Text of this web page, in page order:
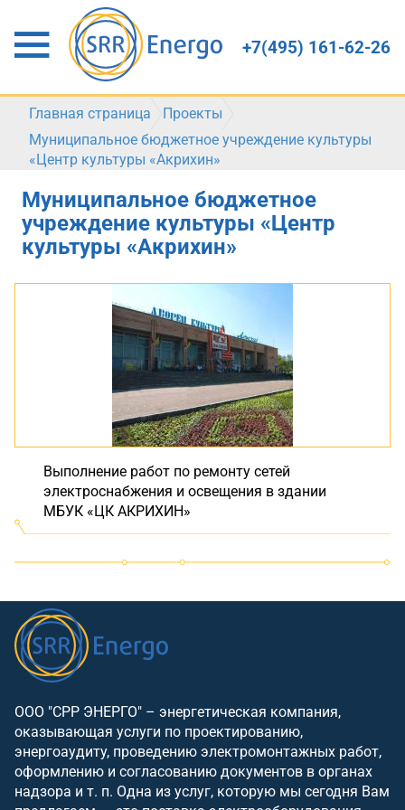
+7(495) 161-62-26
Главная страница
Проекты
Муниципальное бюджетное учреждение культуры
«Центр культуры «Акрихин»
Муниципальное бюджетное
учреждение культуры «Центр
культуры «Акрихин»
Выполнение работ по ремонту сетей
электроснабжения и освещения в здании
МБУК «ЦК АКРИХИН»
ООО "СРР ЭНЕРГО" – энергетическая компания,
оказывающая услуги по проектированию,
энергоаудиту, проведению электромонтажных работ,
оформлению и согласованию документов в органах
надзора и т. п. Одна из услуг, которую мы сегодня Вам